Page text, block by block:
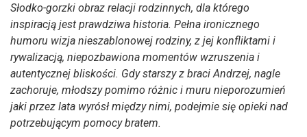
Słodko-gorzki obraz relacji rodzinnych, dla którego
inspiracją jest prawdziwa historia. Pełna ironicznego
humoru wizja nieszablonowej rodziny, z jej konfliktami i
rywalizacją, niepozbawiona momentów wzruszenia i
autentycznej bliskości. Gdy starszy z braci Andrzej, nagle
zachoruje, młodszy pomimo różnic i muru nieporozumień
jaki przez lata wyrósł między nimi, podejmie się opieki nad
potrzebującym pomocy bratem.